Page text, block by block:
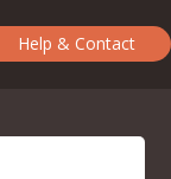
Help & Contact